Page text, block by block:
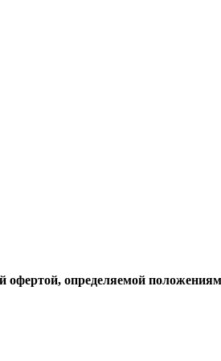
определяемой